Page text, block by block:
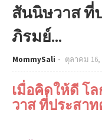
สันนิษวาส ที่
ภิรมย์...
MommySali ตุลาคม 16,
เมื่อคิดให้ดี โ
วาส ที่ประสา